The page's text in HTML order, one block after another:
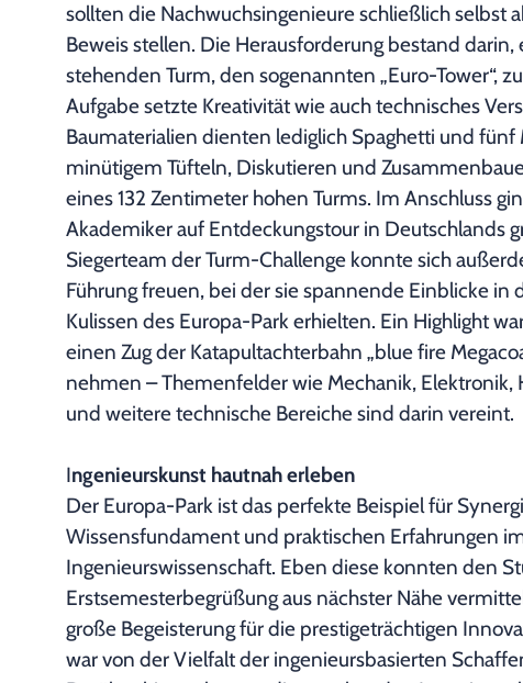
sollten die Nachwuchsingenieure schließlich selbst
Beweis stellen. Die Herausforderung bestand
stehenden Turm, den sogenannten „Euro-Tower“,
Aufgabe setzte Kreativität wie auch technisches
Baumaterialien dienten lediglich Spaghetti und fünf
minütigem Tüfteln, Diskutieren und
eines 132 Zentimeter hohen Turms. Im Anschluss
Akademiker auf Entdeckungstour in Deutschlands
Siegerteam der Turm-Challenge konnte sich
Führung freuen, bei der sie spannende Einblicke
Kulissen des Europa-Park erhielten. Ein Highlight
einen Zug der Katapultachterbahn „blue fire
nehmen – Themenfelder wie Mechanik,
und weitere technische Bereiche sind darin vereint.
Ingenieurskunst hautnah erleben
Der Europa-Park ist das perfekte Beispiel für
Wissensfundament und praktischen Erfahrungen
Ingenieurswissenschaft. Eben diese konnten den
Erstsemesterbegrüßung aus nächster Nähe
große Begeisterung für die prestigeträchtigen
war von der Vielfalt der ingenieursbasierten